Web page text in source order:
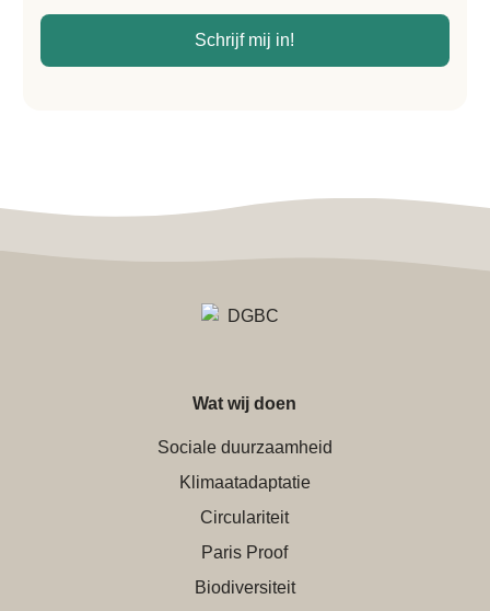
Schrijf mij in!
Wat wij doen
Sociale duurzaamheid
Klimaatadaptatie
Circulariteit
Paris Proof
Biodiversiteit